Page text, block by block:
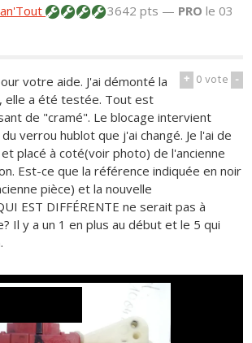
3642 pts — PRO le 03
+ 0vote -
votre aide. J'ai démonté la
elle a été testée. Tout est
de "cramé". Le blocage intervient
verrou hublot que j'ai changé. Je l'ai de
placé à coté(voir photo) de l'ancienne
Est-ce que la référence indiquée en noir
pièce) et la nouvelle
EST DIFFÉRENTE ne serait pas à
Il y a un 1 en plus au début et le 5 qui